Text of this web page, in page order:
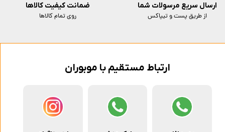
ارتباط مستقیم با موبوران
ارسال سریع مرسولات شما
از طریق پست و تیپاکس
ضمانت کیفیت کالاها
روی تمام کالاها